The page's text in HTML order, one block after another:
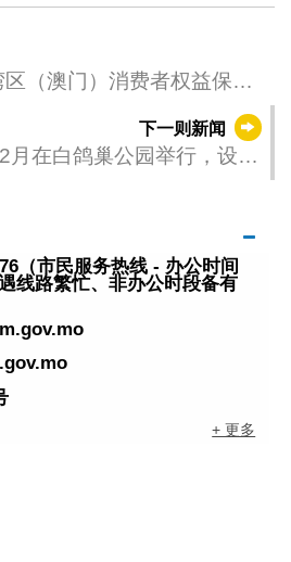
（澳门）消费者权益保护
下一则新闻
月在白鸽巢公园举行，设有
（市民服务热线 - 办公时间
线路繁忙、非办公时段备有
+ 更多